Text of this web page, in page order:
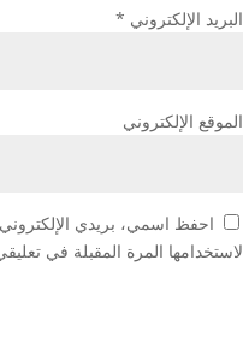
البريد الإلكتروني *
الموقع الإلكتروني
احفظ اسمي، بريدي
لاستخدامها المرة المقبلة في